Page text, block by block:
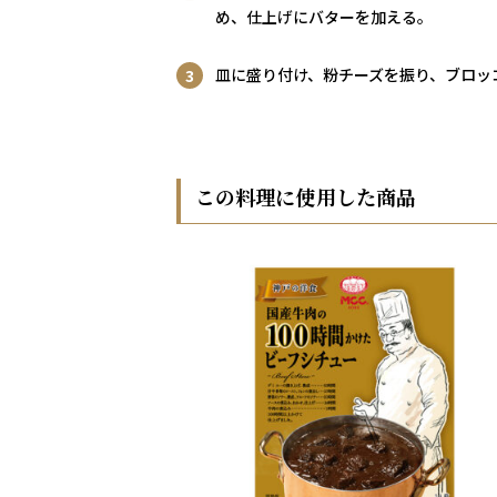
め、仕上げにバターを加える。
皿に盛り付け、粉チーズを振り、ブロッ
この料理に使用した商品